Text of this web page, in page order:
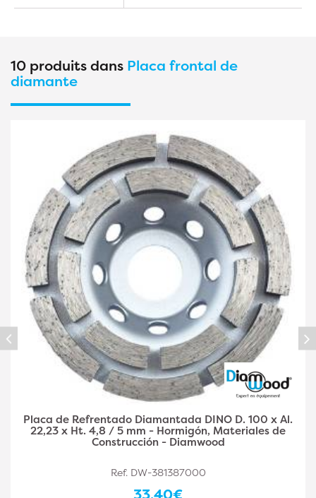
10 produits dans Placa frontal de
diamante
Placa diamantada DINO D. 125 x Al. 22,23 x Ht. 4,8 /
5 mm - hormigón, materiales de construcción -
Diamwood
Ref. DW-381387001
36,90€